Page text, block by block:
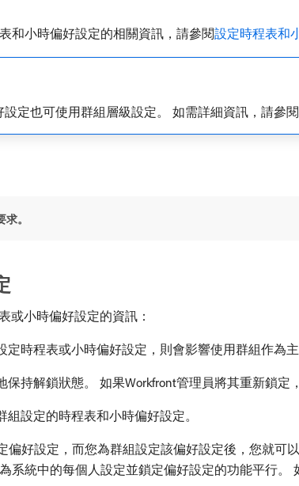
和小時偏好設定的相關資訊，請參閱設定時程表和
定也可使用群組層級設定。 如需詳細資訊，請參閱
。
或小時偏好設定的資訊：
時程表或小時偏好設定，則會影響使用群組作為主
持解鎖狀態。 如果Workfront管理員將其重新鎖
設定的時程表和小時偏好設定。
偏好設定，而您為群組設定該偏好設定後，您就
系統中的每個人設定並鎖定偏好設定的功能平行。